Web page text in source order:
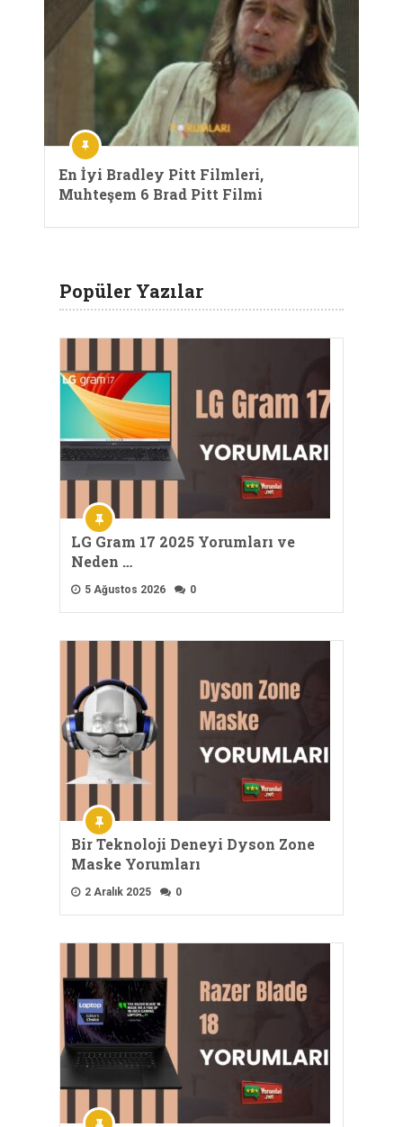
En İyi Bradley Pitt Filmleri,
Muhteşem 6 Brad Pitt Filmi
Popüler Yazılar
LG Gram 17 2025 Yorumları ve
Neden …
5 Ağustos 2026 0
Bir Teknoloji Deneyi Dyson Zone
Maske Yorumları
2 Aralık 2025 0